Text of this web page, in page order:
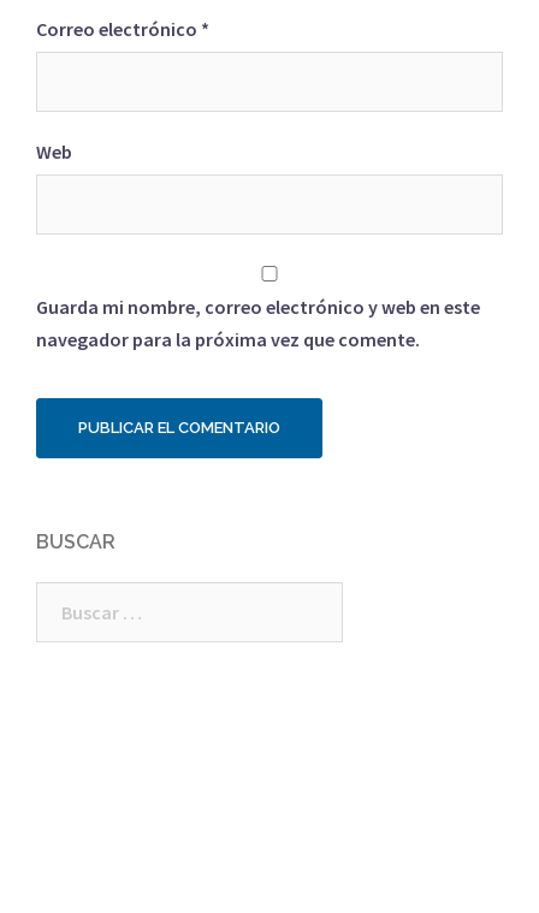
Correo electrónico *
Web
Guarda mi nombre, correo electrónico y web en este
navegador para la próxima vez que comente.
BUSCAR